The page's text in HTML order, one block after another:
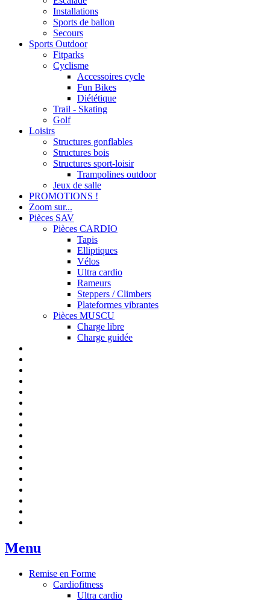
Installations
Sports de ballon
Secours
Sports Outdoor
Fitparks
Cyclisme
Accessoires cycle
Fun Bikes
Diététique
Trail - Skating
Golf
Loisirs
Structures gonflables
Structures bois
Structures sport-loisir
Trampolines outdoor
Jeux de salle
PROMOTIONS !
Zoom sur...
Pièces SAV
Pièces CARDIO
Tapis
Elliptiques
Vélos
Ultra cardio
Rameurs
Steppers / Climbers
Plateformes vibrantes
Pièces MUSCU
Charge libre
Charge guidée
Menu
Remise en Forme
Cardiofitness
Ultra cardio